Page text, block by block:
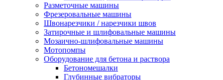
Разметочные машины
Фрезеровальные машины
Швонарезчики / нарезчики швов
Затирочные и шлифовальные машины
Мозаично-шлифовальные машины
Мотопомпы
Оборудование для бетона и раствора
Бетономешалки
Глубинные вибраторы